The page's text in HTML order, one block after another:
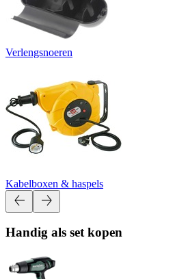
Verlengsnoeren
Kabelboxen & haspels
Handig als set kopen